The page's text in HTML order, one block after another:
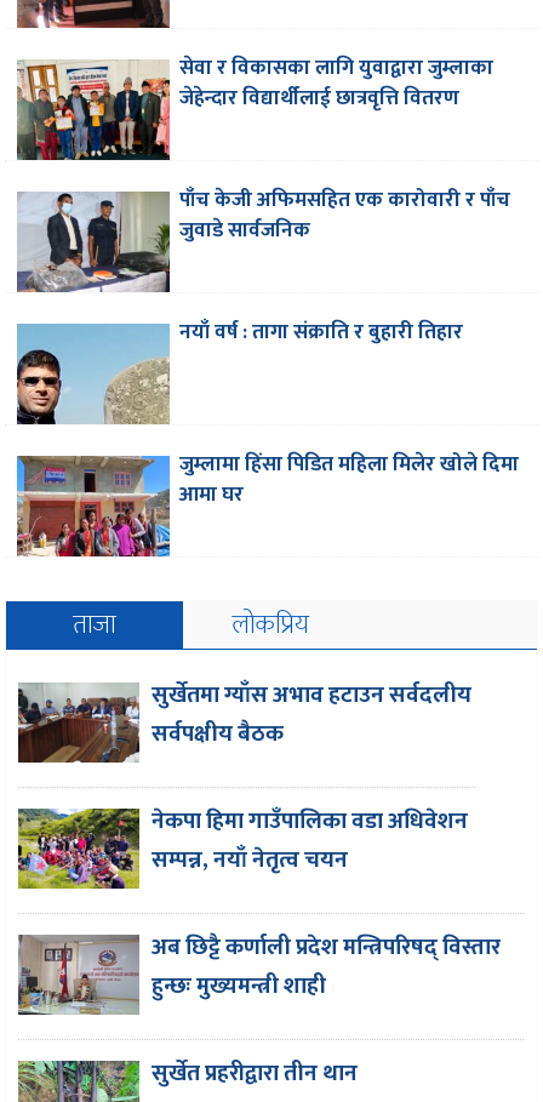
सेवा र विकासका लागि युवाद्वारा जुम्लाका
जेहेन्दार विद्यार्थीलाई छात्रवृत्ति वितरण
पाँच केजी अफिमसहित एक कारोवारी र पाँच
जुवाडे सार्वजनिक
नयाँ वर्ष : तागा संक्राति र बुहारी तिहार
जुम्लामा हिंसा पिडित महिला मिलेर खोले दिमा
आमा घर
ताजा लोकप्रिय
सुर्खेतमा ग्याँस अभाव हटाउन सर्वदलीय
सर्वपक्षीय बैठक
नेकपा हिमा गाउँपालिका वडा अधिवेशन
सम्पन्न, नयाँ नेतृत्व चयन
अब छिट्टै कर्णाली प्रदेश मन्त्रिपरिषद् विस्तार
हुन्छः मुख्यमन्त्री शाही
सुर्खेत प्रहरीद्वारा तीन थान